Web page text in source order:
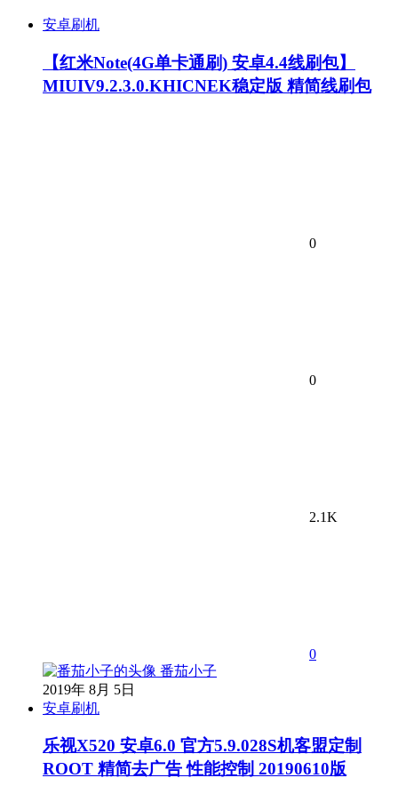
安卓刷机
【红米Note(4G单卡通刷) 安卓4.4线刷包】
MIUIV9.2.3.0.KHICNEK稳定版 精简线刷包
0
0
2.1K
0
番茄小子
2019年 8月 5日
安卓刷机
乐视X520 安卓6.0 官方5.9.028S机客盟定制
ROOT 精简去广告 性能控制 20190610版